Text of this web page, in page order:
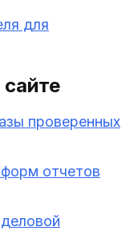
для
проверенных
отчетов